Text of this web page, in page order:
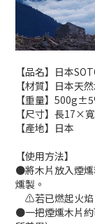
【品名】日本
【材質】日本天
【重量】
【尺寸】長
【產地】日本
【使用方法】
●將木片放入煙燻
燻製。
⚠️若已燃起火焰
●一把煙燻木片